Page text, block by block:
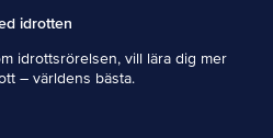
idrotten
idrottsrörelsen, vill lära dig mer
– världens bästa.